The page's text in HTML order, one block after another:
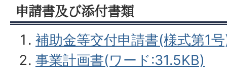
申請書及び添付書類
補助金等交付申請書(様式第1
事業計画書(ワード:31.5KB)